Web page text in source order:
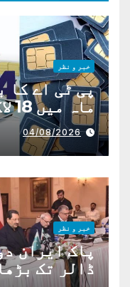
خبر و نظر
ماہ میں 18 لاکھ سے زائد سمز بلاک
04/08/2026
خبر و نظر
ڈالر تک